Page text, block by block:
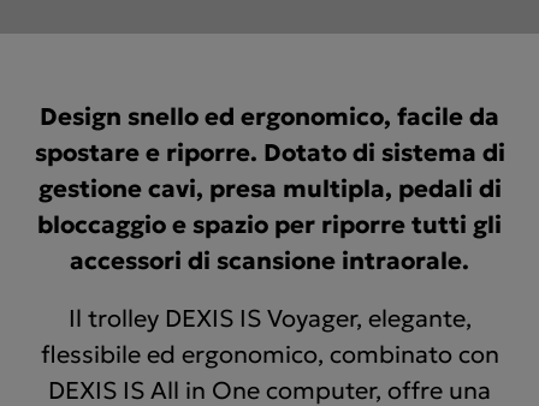
Design snello ed ergonomico, facile da
spostare e riporre. Dotato di sistema di
gestione cavi, presa multipla, pedali di
bloccaggio e spazio per riporre tutti gli
accessori di scansione intraorale.
Il trolley DEXIS IS Voyager, elegante,
flessibile ed ergonomico, combinato con
DEXIS IS All in One computer, offre una